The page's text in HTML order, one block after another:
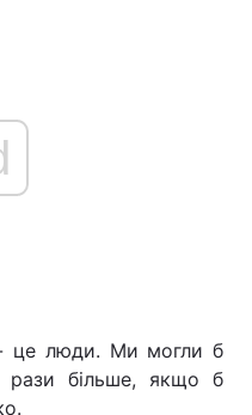
- це люди. Ми могли б
рази більше, якщо б